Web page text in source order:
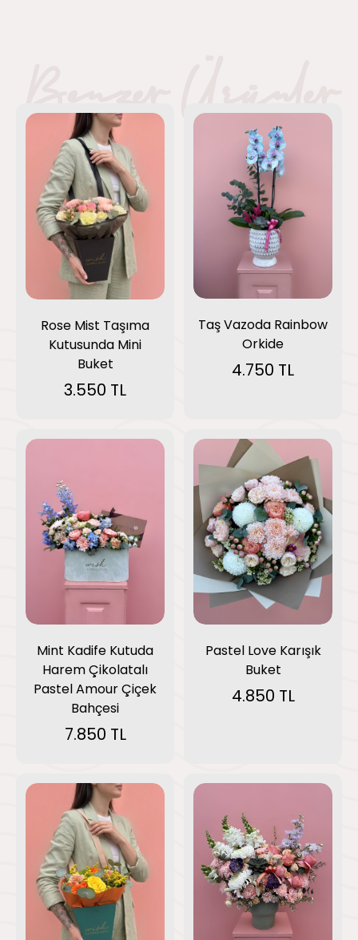
Rose Mist Taşıma
Kutusunda Mini
Buket
3.550 TL
Taş Vazoda Rainbow
Orkide
4.750 TL
Mint Kadife Kutuda
Harem Çikolatalı
Pastel Amour Çiçek
Bahçesi
7.850 TL
Pastel Love Karışık
Buket
4.850 TL